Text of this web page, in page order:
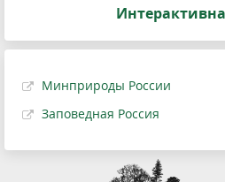
Минприроды России
Заповедная Россия